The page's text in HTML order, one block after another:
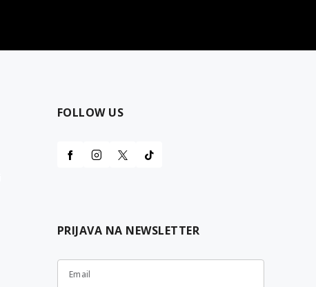
FOLLOW US
PRIJAVA NA NEWSLETTER
Email